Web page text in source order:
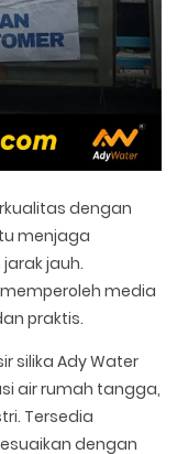
dengan
menjaga
jauh.
media
praktis.
silika Ady Water
air rumah tangga,
Tersedia
dengan